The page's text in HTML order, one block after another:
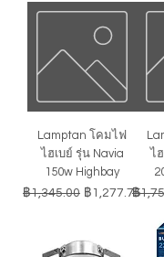
Lamptan โคมไฟ
ไฮเบย์ รุ่น Navia
150w Highbay
ราคาปกติ
฿1,345.00 ราคาขายลด
฿1,277.75
ไ
ราค
฿